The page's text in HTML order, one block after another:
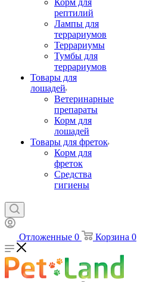
Корм для
рептилий
Лампы для
террариумов
Террариумы
Тумбы для
террариумов
Товары для
лошадей
Ветеринарные
препараты
Корм для
лошадей
Товары для фреток
Корм для
фреток
Средства
гигиены
Отложенные 0 Корзина 0